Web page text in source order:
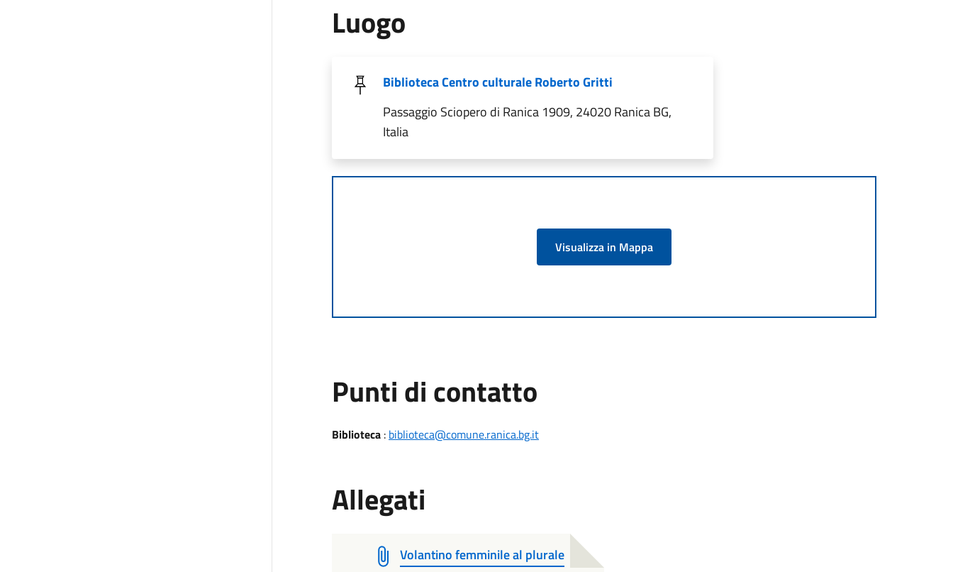
Luogo
Biblioteca Centro culturale Roberto Gritti
Passaggio Sciopero di Ranica 1909, 24020 Ranica BG,
Italia
Visualizza in Mappa
Punti di contatto
Biblioteca: biblioteca@comune.ranica.bg.it
Allegati
Volantino femminile al plurale